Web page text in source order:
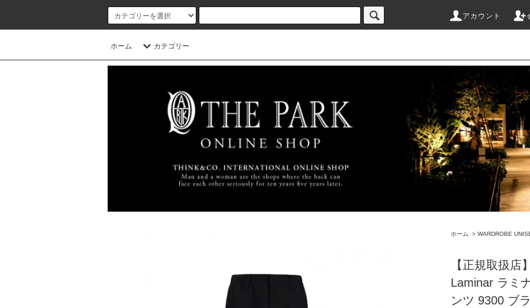
アカウント
ホーム カテゴリー
ホーム > WARDROBE
【正規取扱店
Laminar ラミ
ンツ 9300 ブ